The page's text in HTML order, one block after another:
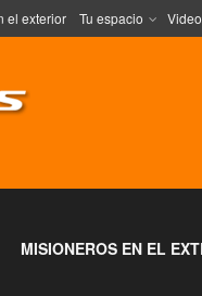
el exterior Tu espacio
MISIONEROS EN EL